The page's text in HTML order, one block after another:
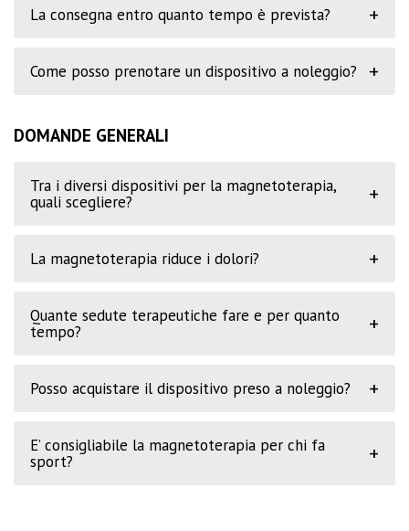
La consegna entro quanto tempo è prevista? +
Come posso prenotare un dispositivo a noleggio? +
DOMANDE GENERALI
Tra i diversi dispositivi per la magnetoterapia,
quali scegliere?
+
La magnetoterapia riduce i dolori? +
Quante sedute terapeutiche fare e per quanto
tempo?
+
Posso acquistare il dispositivo preso a noleggio? +
E’ consigliabile la magnetoterapia per chi fa
sport?
+